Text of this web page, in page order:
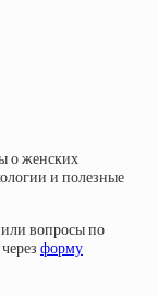
о женских
и полезные
или вопросы по
форму